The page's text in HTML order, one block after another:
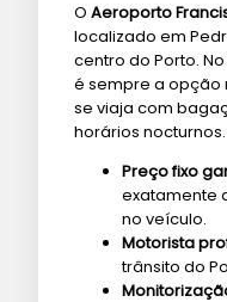
O Aeroporto
localizado em
centro do Porto.
é sempre a opção
se viaja com
horários nocturnos.
Preço fixo
exatamente
no veículo.
Motorista
trânsito do